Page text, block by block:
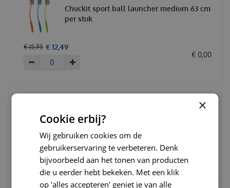
Chuckit sport ball launcher medium 63 cm
per stuk
€ 15,95 € 12,49
€ 0,00
medium 63 cm
€ 20,49
×
Cookie erbij?
Wij gebruiken cookies om de
gebruikerservaring te verbeteren. Denk
bijvoorbeeld aan het tonen van producten
die u eerder hebt bekeken. Met een klik
op 'alles accepteren' geniet je van alle